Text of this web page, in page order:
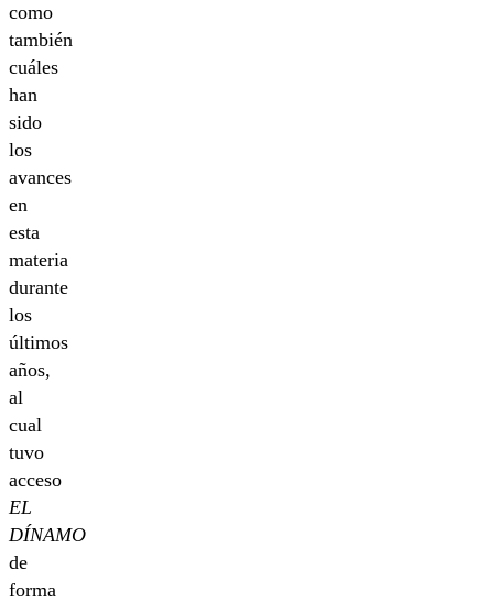
como
también
cuáles
han
sido
los
avances
en
esta
materia
durante
los
últimos
años,
al
cual
tuvo
acceso
EL
DÍNAMO
de
forma